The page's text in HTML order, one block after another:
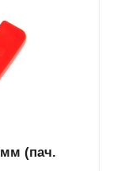
(пач.